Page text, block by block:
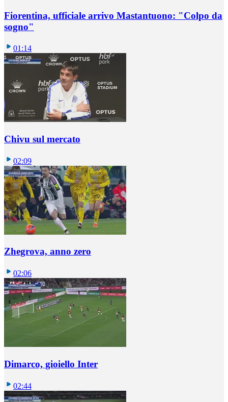
Fiorentina, ufficiale arrivo Mastantuono: "Colpo da
sogno"
01:14
Chivu sul mercato
02:09
Zhegrova, anno zero
02:06
Dimarco, gioiello Inter
02:44